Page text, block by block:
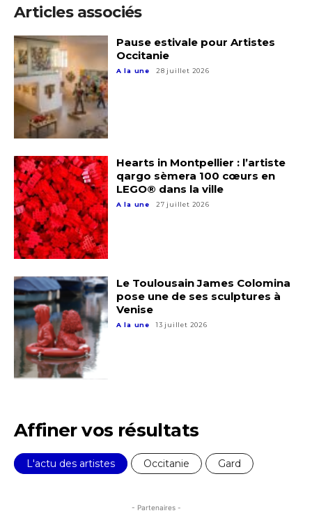
Articles associés
Pause estivale pour Artistes
Occitanie
A la une 28 juillet 2026
Hearts in Montpellier : l’artiste
qargo sèmera 100 cœurs en
LEGO® dans la ville
A la une 27 juillet 2026
Le Toulousain James Colomina
pose une de ses sculptures à
Venise
A la une 13 juillet 2026
Affiner vos résultats
L'actu des artistes Occitanie Gard
- Partenaires -